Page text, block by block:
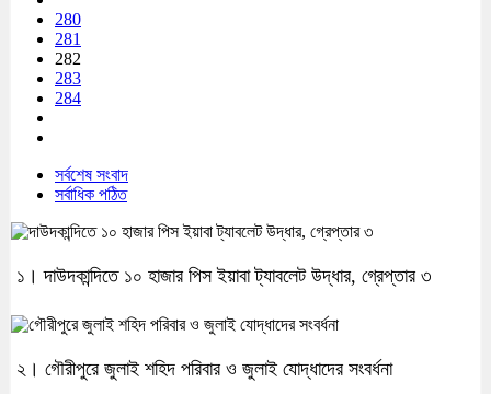
280
281
282
283
284
সর্বশেষ সংবাদ
সর্বাধিক পঠিত
১। দাউদকান্দিতে ১০ হাজার পিস ইয়াবা ট্যাবলেট উদ্ধার, গ্রেপ্তার ৩
২। গৌরীপুরে জুলাই শহিদ পরিবার ও জুলাই যোদ্ধাদের সংবর্ধনা